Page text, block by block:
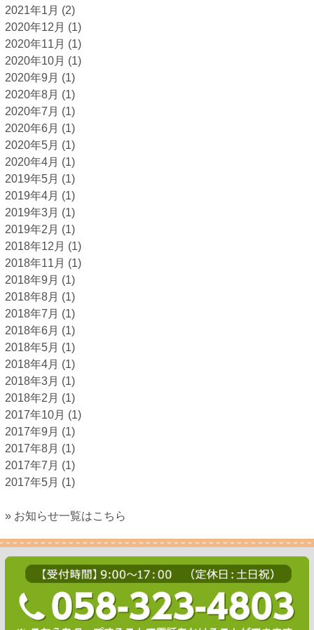
2021年1月 (2)
2020年12月 (1)
2020年11月 (1)
2020年10月 (1)
2020年9月 (1)
2020年8月 (1)
2020年7月 (1)
2020年6月 (1)
2020年5月 (1)
2020年4月 (1)
2019年5月 (1)
2019年4月 (1)
2019年3月 (1)
2019年2月 (1)
2018年12月 (1)
2018年11月 (1)
2018年9月 (1)
2018年8月 (1)
2018年7月 (1)
2018年6月 (1)
2018年5月 (1)
2018年4月 (1)
2018年3月 (1)
2018年2月 (1)
2017年10月 (1)
2017年9月 (1)
2017年8月 (1)
2017年7月 (1)
2017年5月 (1)
» お知らせ一覧はこちら